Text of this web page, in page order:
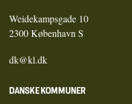
Weidekampsgade 10
2300 København S
dk@kl.dk
DANSKE KOMMUNER